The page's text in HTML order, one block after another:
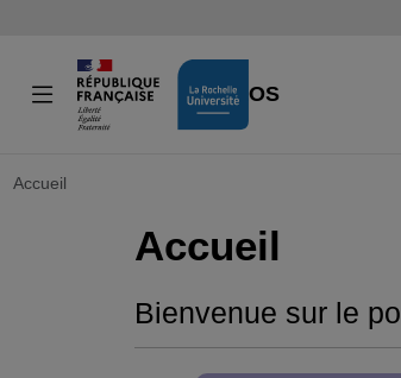
VIDÉOS
Accueil
Accueil
Bienvenue sur le